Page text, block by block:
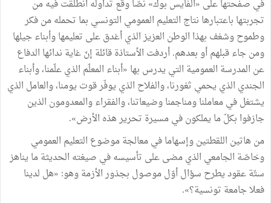
في صفحتها على «الفايس بوك» نصّا وقع تداوله انطلقت فيه من
تجربتها باعتبارها نتاج التعليم العمومي التونسي بما تحمله من فكر
وطموح وشغف بهذا الوطن العزيز الذي أغدق على تعليمها وأبناء جيلها
ومن جاء قبلهم أو بعدهم. أردفت الأستاذة قائلة إنّ غاية ندائها الدفاع
عن المدرسة العمومية التي يدرس بها «أبناء المعلّم الذي علّمنا، وأبناء
الجندي الذي يحمي ثغورنا، والفلاح الذي يوفّر قوت يومنا، والعامل الذي
يشتغل في معاملنا ومناجمنا وضيعاتنا، والفقراء والمعدومون الذين
جازفوا بكلّ ما يملكون في مسيرة تحرير هذه الأرض».
من هاتين اللقطتين وإسهاما في معالجة موضوع التعليم العمومي
وخاصّة الجامعي الذي مضى على تأسيسه في صيغته الحديثة ما يناهز
ستّة عقود يطرح سؤال أوّل موصول بجذور الأزمة وهو: «هل لدينا
فعلا جامعة تونسية؟».